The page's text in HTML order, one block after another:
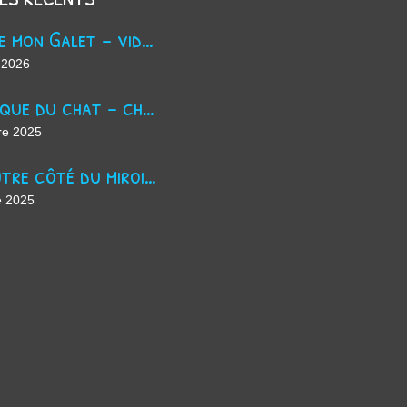
Trouve mon Galet - vidéo Youtube
La masque du chat - chanson d'Halloween
2025
De l'autre côté du miroir - chanson suno ai
2025